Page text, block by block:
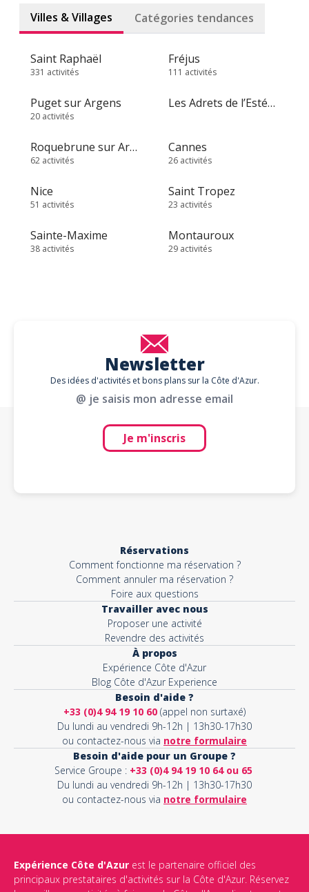
Villes & Villages Catégories tendances
Saint Raphaël
331 activités
Fréjus
111 activités
Puget sur Argens
20 activités
Les Adrets de l’Estérel
Roquebrune sur Argens
62 activités
Cannes
26 activités
Nice
51 activités
Saint Tropez
23 activités
Sainte-Maxime
38 activités
Montauroux
29 activités
Newsletter
Des idées d'activités et bons plans sur la Côte d'Azur.
@ je saisis mon adresse email
Je m'inscris
Réservations
Comment fonctionne ma réservation ?
Comment annuler ma réservation ?
Foire aux questions
Travailler avec nous
Proposer une activité
Revendre des activités
À propos
Expérience Côte d'Azur
Blog Côte d'Azur Experience
Besoin d'aide ?
+33 (0)4 94 19 10 60 (appel non surtaxé)
Du lundi au vendredi 9h-12h | 13h30-17h30
ou contactez-nous via notre formulaire
Besoin d'aide pour un Groupe ?
Service Groupe : +33 (0)4 94 19 10 64 ou 65
Du lundi au vendredi 9h-12h | 13h30-17h30
ou contactez-nous via notre formulaire
Expérience Côte d'Azur est le partenaire officiel des
principaux prestataires d'activités sur la Côte d'Azur. Réservez